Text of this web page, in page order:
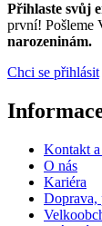
Přihlaste svůj
první! Pošleme
narozeninám.
Chci se přihlásit
Kontakt
O nás
Kariéra
Doprava,